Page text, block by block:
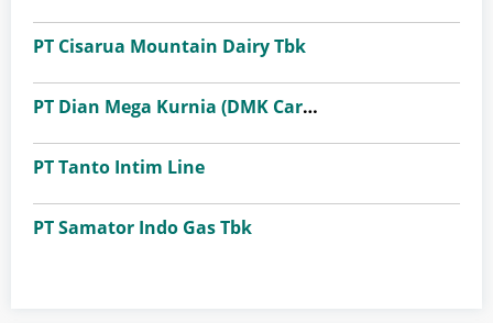
PT Cisarua Mountain Dairy Tbk
PT Dian Mega Kurnia (DMK Cargo)
PT Tanto Intim Line
PT Samator Indo Gas Tbk